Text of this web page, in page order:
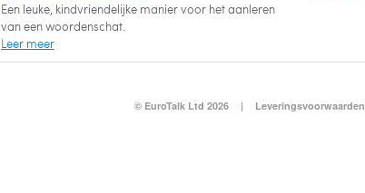
Een leuke, kindvriendelijke manier voor het aanleren
van een woordenschat.
Leer meer
© EuroTalk Ltd 2026 | Leveringsvoorwaarden